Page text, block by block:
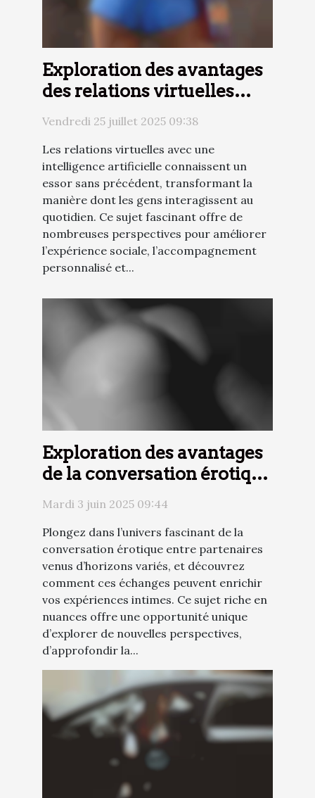
Exploration des avantages
des relations virtuelles
avec une IA
Vendredi 25 juillet 2025 09:38
Les relations virtuelles avec une
intelligence artificielle connaissent un
essor sans précédent, transformant la
manière dont les gens interagissent au
quotidien. Ce sujet fascinant offre de
nombreuses perspectives pour améliorer
l’expérience sociale, l’accompagnement
personnalisé et...
Exploration des avantages
de la conversation érotique
avec des partenaires de
diverses origines
Mardi 3 juin 2025 09:44
Plongez dans l’univers fascinant de la
conversation érotique entre partenaires
venus d’horizons variés, et découvrez
comment ces échanges peuvent enrichir
vos expériences intimes. Ce sujet riche en
nuances offre une opportunité unique
d’explorer de nouvelles perspectives,
d’approfondir la...